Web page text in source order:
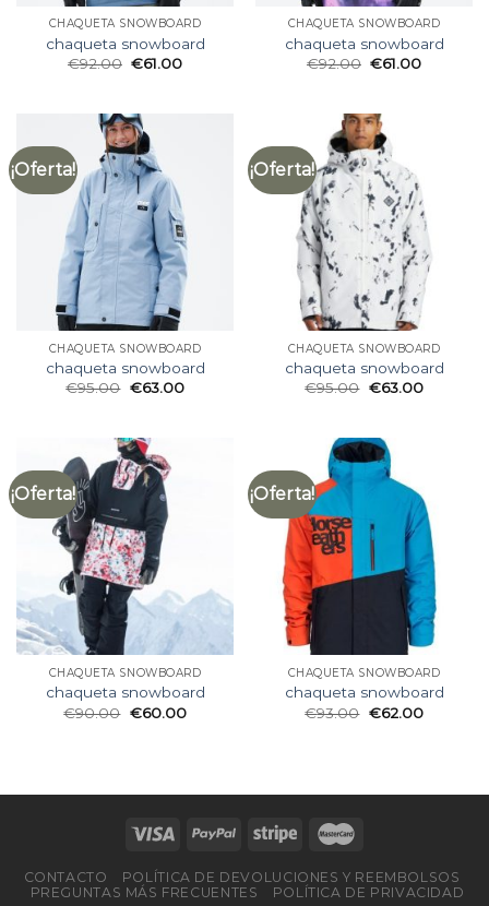
CHAQUETA SNOWBOARD
chaqueta snowboard
€92.00 €61.00
CHAQUETA SNOWBOARD
chaqueta snowboard
€92.00 €61.00
¡Oferta!
CHAQUETA SNOWBOARD
chaqueta snowboard
€95.00 €63.00
¡Oferta!
CHAQUETA SNOWBOARD
chaqueta snowboard
€95.00 €63.00
¡Oferta!
CHAQUETA SNOWBOARD
chaqueta snowboard
€90.00 €60.00
¡Oferta!
CHAQUETA SNOWBOARD
chaqueta snowboard
€93.00 €62.00
CONTACTO
POLÍTICA DE DEVOLUCIONES Y REEMBOLSOS
PREGUNTAS MÁS FRECUENTES
POLÍTICA DE PRIVACIDAD